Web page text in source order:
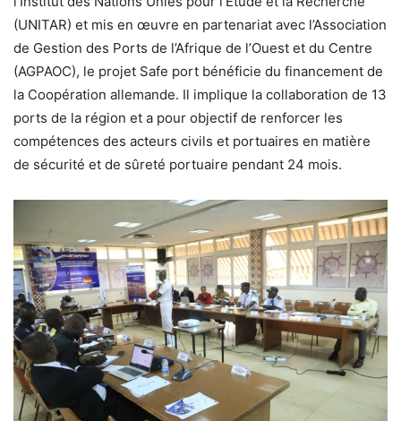
(UNITAR) et mis en œuvre en partenariat avec l’Association
de Gestion des Ports de l’Afrique de l’Ouest et du Centre
(AGPAOC), le projet Safe port bénéficie du financement de
la Coopération allemande. Il implique la collaboration de 13
ports de la région et a pour objectif de renforcer les
compétences des acteurs civils et portuaires en matière
de sécurité et de sûreté portuaire pendant 24 mois.